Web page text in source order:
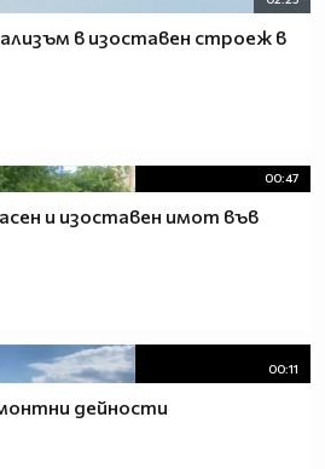
в изоставен строеж в
00:47
и изоставен имот във
00:11
дейности